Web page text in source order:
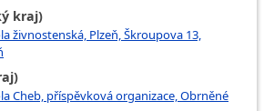
kraj)
živnostenská, Plzeň, Škroupova 13,
Cheb, příspěvková organizace, Obrněné